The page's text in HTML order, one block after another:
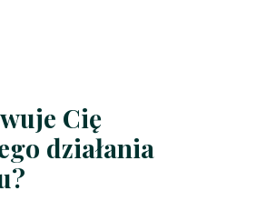
Cię
działania